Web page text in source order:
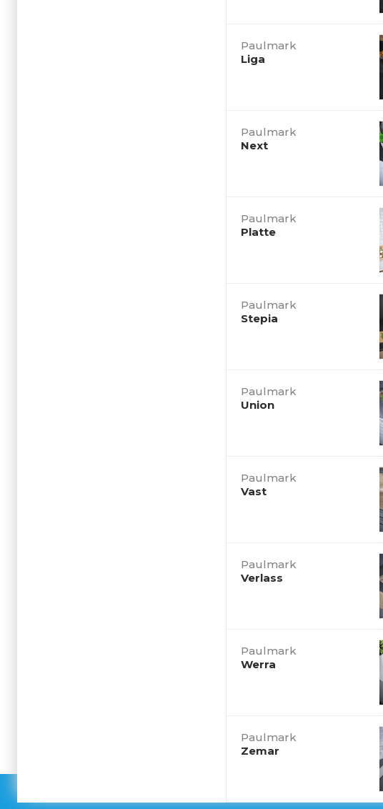
Paulmark
Liga
Paulmark
Next
Paulmark
Platte
Paulmark
Stepia
Paulmark
Union
Paulmark
Vast
Paulmark
Verlass
Paulmark
Werra
Paulmark
Zemar